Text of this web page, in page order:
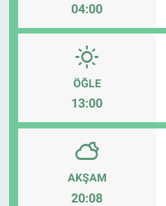
04:00
ÖĞLE
13:00
AKŞAM
20:08